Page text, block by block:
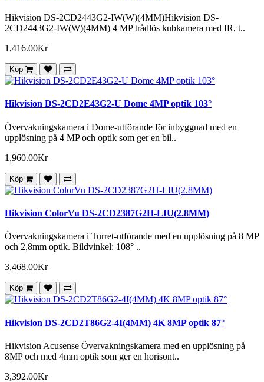
Hikvision DS-2CD2443G2-IW(W)(4MM)Hikvision DS-
2CD2443G2-IW(W)(4MM) 4 MP trådlös kubkamera med IR, t..
1,416.00Kr
Köp
Hikvision DS-2CD2E43G2-U Dome 4MP optik 103°
Övervakningskamera i Dome-utförande för inbyggnad med en
upplösning på 4 MP och optik som ger en bil..
1,960.00Kr
Köp
Hikvision ColorVu DS-2CD2387G2H-LIU(2.8MM)
Övervakningskamera i Turret-utförande med en upplösning på 8 MP
och 2,8mm optik. Bildvinkel: 108° ..
3,468.00Kr
Köp
Hikvision DS-2CD2T86G2-4I(4MM) 4K 8MP optik 87°
Hikvision Acusense Övervakningskamera med en upplösning på
8MP och med 4mm optik som ger en horisont..
3,392.00Kr